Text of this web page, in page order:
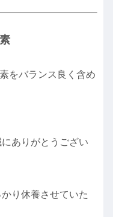
をバランス良く含め
ありがとうござい
り休養させていた